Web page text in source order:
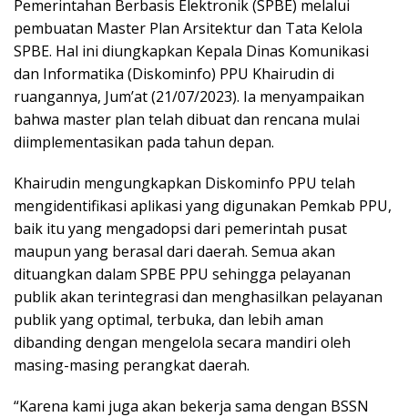
Pemerintahan Berbasis Elektronik (SPBE) melalui
pembuatan Master Plan Arsitektur dan Tata Kelola
SPBE. Hal ini diungkapkan Kepala Dinas Komunikasi
dan Informatika (Diskominfo) PPU Khairudin di
ruangannya, Jum’at (21/07/2023). Ia menyampaikan
bahwa master plan telah dibuat dan rencana mulai
diimplementasikan pada tahun depan.
Khairudin mengungkapkan Diskominfo PPU telah
mengidentifikasi aplikasi yang digunakan Pemkab PPU,
baik itu yang mengadopsi dari pemerintah pusat
maupun yang berasal dari daerah. Semua akan
dituangkan dalam SPBE PPU sehingga pelayanan
publik akan terintegrasi dan menghasilkan pelayanan
publik yang optimal, terbuka, dan lebih aman
dibanding dengan mengelola secara mandiri oleh
masing-masing perangkat daerah.
“Karena kami juga akan bekerja sama dengan BSSN